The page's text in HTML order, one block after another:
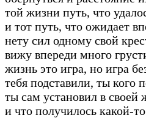
той жизни путь, что
и тот путь, что ожидает
нету сил одному свой
вижу впереди много
жизнь это игра, но игра
тебя подставили, ты кого
ты сам установил в своей
и что получилось какой-